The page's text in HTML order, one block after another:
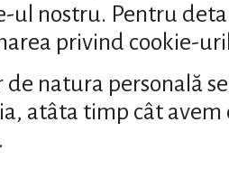
ul nostru. Pentru
privind cookie-
natura personală
atâta timp cât